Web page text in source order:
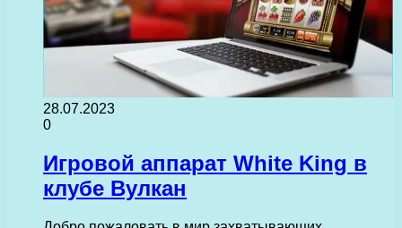
28.07.2023
0
Игровой аппарат White King в
клубе Вулкан